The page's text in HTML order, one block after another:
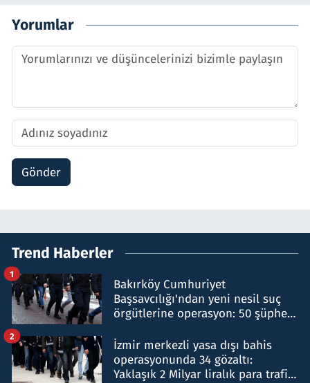
Yorumlar
Gönder
Trend Haberler
Bakırköy Cumhuriyet
Başsavcılığı'ndan yeni nesil suç
örgütlerine operasyon: 50 şüpheli
1
İzmir merkezli yasa dışı bahis
operasyonunda 34 gözaltı:
Yaklaşık 2 Milyar liralık para trafiği
2